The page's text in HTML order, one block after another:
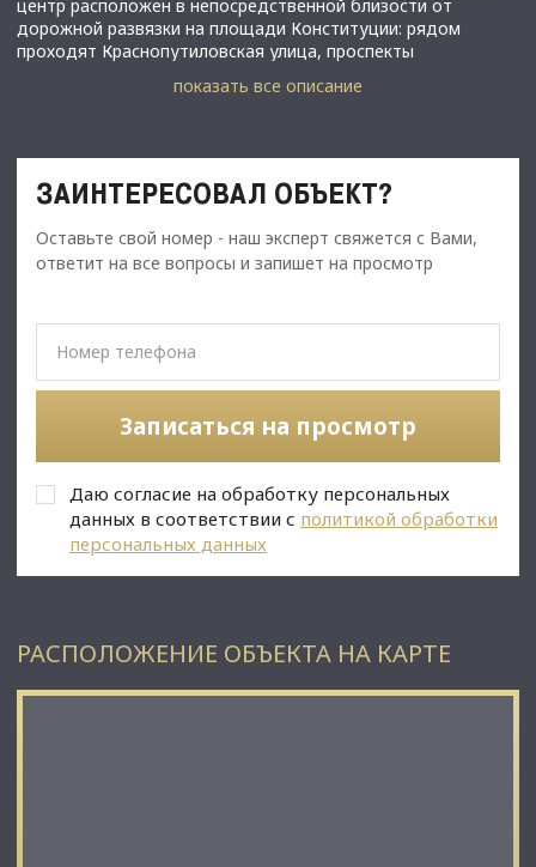
центр расположен в непосредственной близости от
дорожной развязки на площади Конституции: рядом
проходят Краснопутиловская улица, проспекты
артерии города. — Налоговая: 23. — Лифты: Есть. —
Видеонаблюдение. — Парковка: Наземная. Описание
помещения: Предлагаем к аренде видовой этаж в БЦ
Класса А. Состояние подготовка под ремонт с частично
проведенными работами, согласованы арендные каникулы.
Отдельный вход. Этаж: 38. Планировка: открытая. Под
чистовую отделку. Vip-офис. Высота потолка: 2.9м. Тип
коммунальные услуги, эксплуатационные расходы- 201.96
руб за кв. М. Клининг, услуги провайдера и парковка. Лот
показать все описание
ЗАИНТЕРЕСОВАЛ ОБЪЕКТ?
Оставьте свой номер - наш эксперт свяжется с Вами,
ответит на все вопросы и запишет на просмотр
Записаться на просмотр
Даю согласие на обработку персональных
данных в соответствии с политикой обработки
персональных данных
РАСПОЛОЖЕНИЕ ОБЪЕКТА НА КАРТЕ